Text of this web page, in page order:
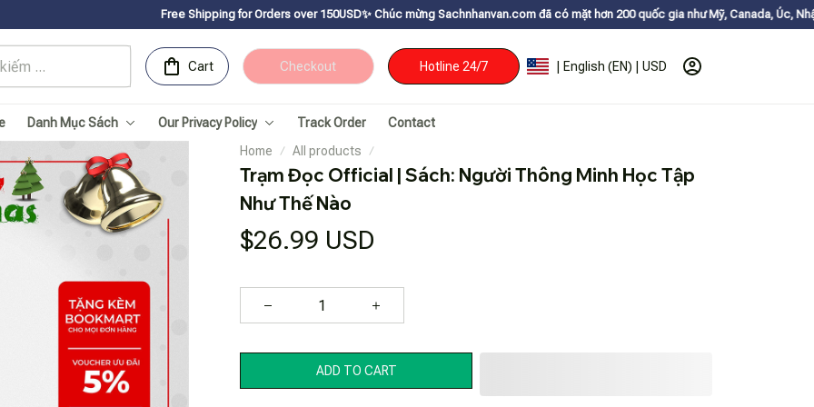
Free Shipping for Orders over 150USDㅤ✨ Chúc mừng Sachnhanvan.com đã có mặt hơn 200 quốc gia như Mỹ, Canada, Úc, Nhật, Hàn, và các
Cart Checkout Hotline 24/7 | English (EN) | USD
Danh Mục Sách Our Privacy Policy Track Order
Contact
Home
All products
Trạm Đọc Official | Sách: Người Thông Minh Học Tập
Như Thế Nào
$26.99 USD
ADD TO CART